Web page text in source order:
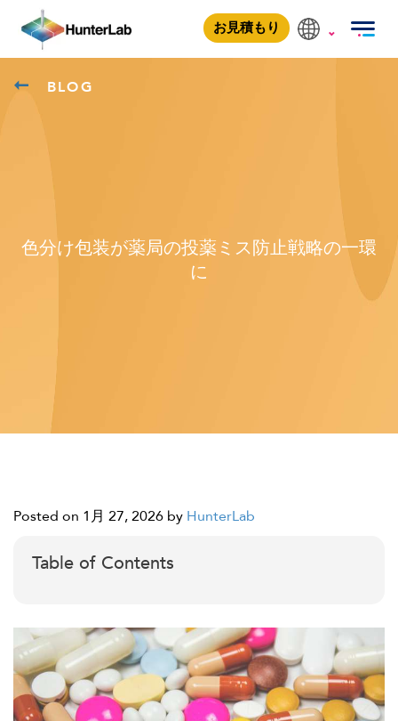
お見積もり
BLOG
色分け包装が薬局の投薬ミス防止戦略の一環
に
Posted on 1月 27, 2026 by HunterLab
Table of Contents